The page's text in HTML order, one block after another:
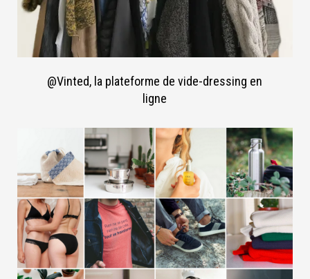
@Vinted, la plateforme de vide-dressing en
ligne